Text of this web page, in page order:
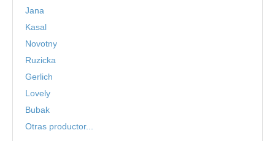
Jana
Kasal
Novotny
Ruzicka
Gerlich
Lovely
Bubak
Otras productor...